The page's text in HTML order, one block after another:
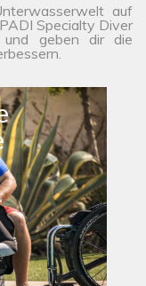
auf
Specialty Diver
und geben dir die